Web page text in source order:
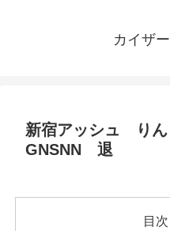
カイザ
新宿アッシュ り
GNSNN 退
目次